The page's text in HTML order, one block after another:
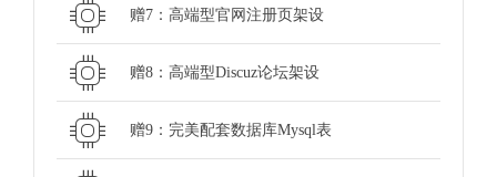
赠7：高端型官网注册页架设
赠8：高端型Discuz论坛架设
赠9：完美配套数据库Mysql表